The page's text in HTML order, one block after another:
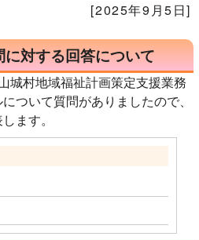
[2025年9月5日]
対する回答について
城村地域福祉計画策定支援業務
ついて質問がありましたので、
ます。